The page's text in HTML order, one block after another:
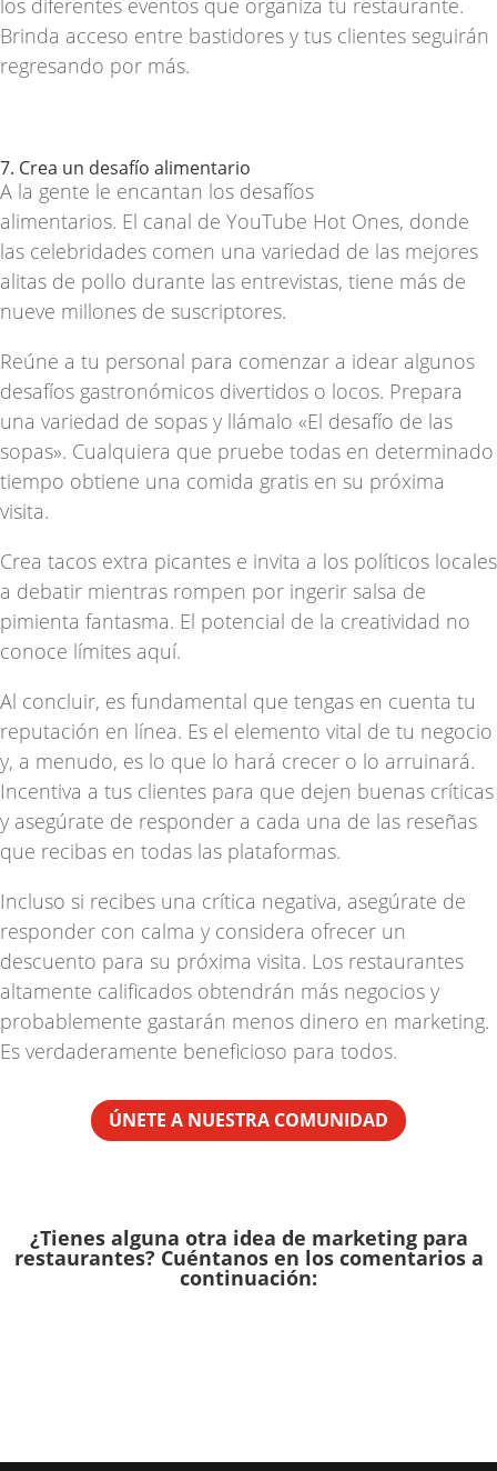
los diferentes eventos que organiza tu restaurante.
Brinda acceso entre bastidores y tus clientes seguirán
regresando por más.
7. Crea un desafío alimentario
A la gente le encantan los desafíos
alimentarios. El canal de YouTube Hot Ones, donde
las celebridades comen una variedad de las mejores
alitas de pollo durante las entrevistas, tiene más de
nueve millones de suscriptores.
Reúne a tu personal para comenzar a idear algunos
desafíos gastronómicos divertidos o locos. Prepara
una variedad de sopas y llámalo «El desafío de las
sopas». Cualquiera que pruebe todas en determinado
tiempo obtiene una comida gratis en su próxima
visita.
Crea tacos extra picantes e invita a los políticos locales
a debatir mientras rompen por ingerir salsa de
pimienta fantasma. El potencial de la creatividad no
conoce límites aquí.
Al concluir, es fundamental que tengas en cuenta tu
reputación en línea. Es el elemento vital de tu negocio
y, a menudo, es lo que lo hará crecer o lo arruinará.
Incentiva a tus clientes para que dejen buenas críticas
y asegúrate de responder a cada una de las reseñas
que recibas en todas las plataformas.
Incluso si recibes una crítica negativa, asegúrate de
responder con calma y considera ofrecer un
descuento para su próxima visita. Los restaurantes
altamente calificados obtendrán más negocios y
probablemente gastarán menos dinero en marketing.
Es verdaderamente beneficioso para todos.
ÚNETE A NUESTRA COMUNIDAD
¿Tienes alguna otra idea de marketing para
restaurantes? Cuéntanos en los comentarios a
continuación: